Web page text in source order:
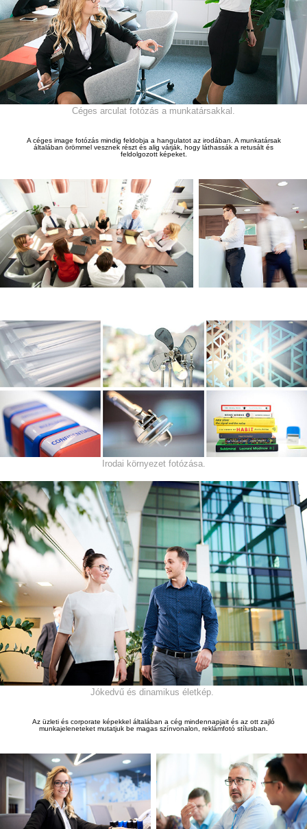
Céges arculat fotózás a munkatársakkal.
A céges image fotózás mindig feldobja a hangulatot az irodában. A munkatársak
általában örömmel vesznek részt és alig várják, hogy láthassák a retusált és
feldolgozott képeket.
Irodai környezet fotózása.
Jókedvű és dinamikus életkép.
Az üzleti és corporate képekkel általában a cég mindennapjait és az ott zajló
munkajeleneteket mutatjuk be magas színvonalon, reklámfotó stílusban.